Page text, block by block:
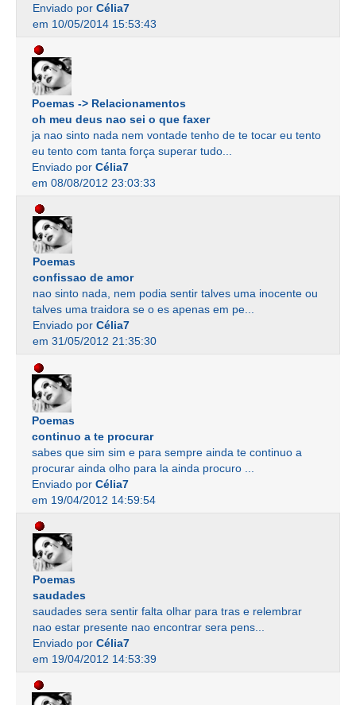
Enviado por Célia7
em 10/05/2014 15:53:43
Poemas -> Relacionamentos
oh meu deus nao sei o que faxer
ja nao sinto nada nem vontade tenho de te tocar eu tento
eu tento com tanta força superar tudo...
Enviado por Célia7
em 08/08/2012 23:03:33
Poemas
confissao de amor
nao sinto nada, nem podia sentir talves uma inocente ou
talves uma traidora se o es apenas em pe...
Enviado por Célia7
em 31/05/2012 21:35:30
Poemas
continuo a te procurar
sabes que sim sim e para sempre ainda te continuo a
procurar ainda olho para la ainda procuro ...
Enviado por Célia7
em 19/04/2012 14:59:54
Poemas
saudades
saudades sera sentir falta olhar para tras e relembrar
nao estar presente nao encontrar sera pens...
Enviado por Célia7
em 19/04/2012 14:53:39